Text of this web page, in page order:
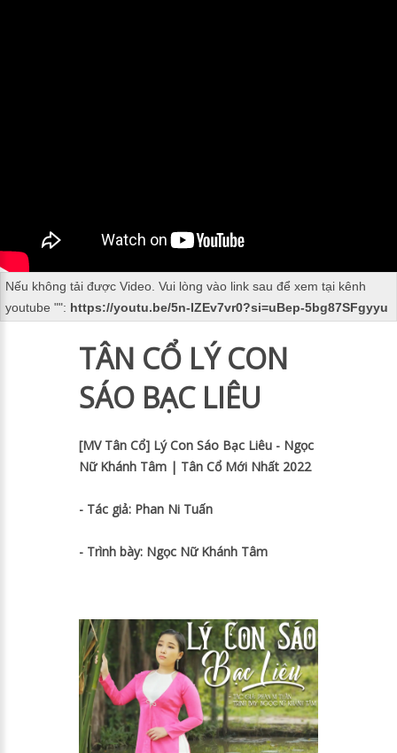
Nếu không tải được Video. Vui lòng vào link sau để xem tại kênh
youtube "": https://youtu.be/5n-IZEv7vr0?si=uBep-5bg87SFgyyu
TÂN CỔ LÝ CON
SÁO BẠC LIÊU
[MV Tân Cổ] Lý Con Sáo Bạc Liêu - Ngọc
Nữ Khánh Tâm | Tân Cổ Mới Nhất 2022
- Tác giả: Phan Ni Tuấn
- Trình bày: Ngọc Nữ Khánh Tâm